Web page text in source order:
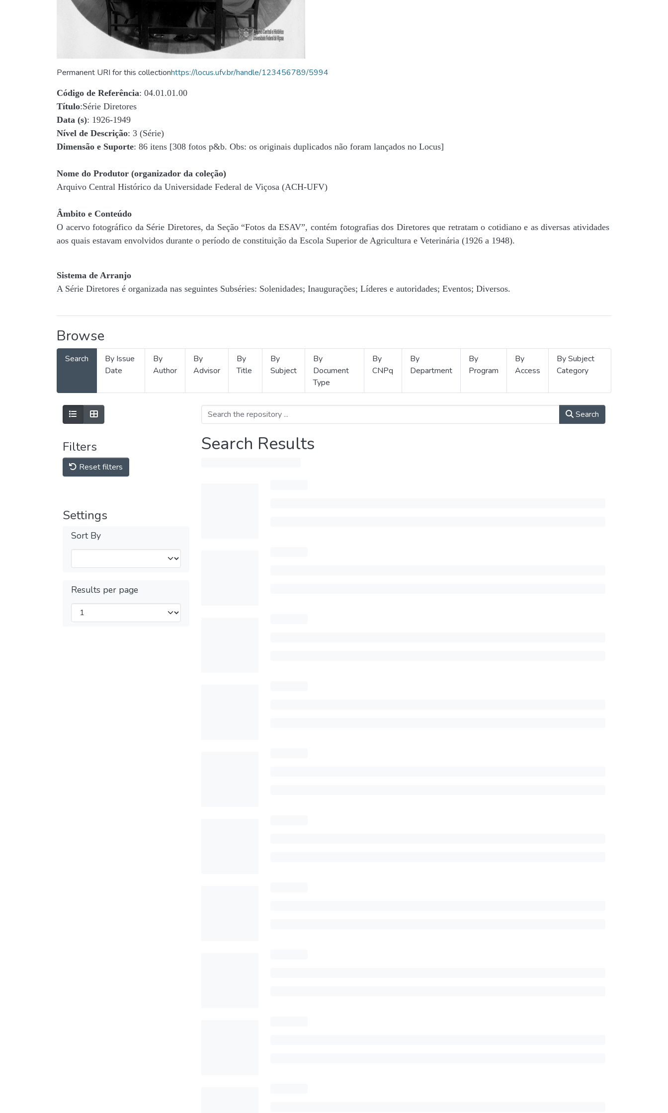
Permanent URI for this collectionhttps://locus.ufv.br/handle/123456789/5994
Código de Referência: 04.01.01.00
Título:Série Diretores
Data (s): 1926-1949
Nível de Descrição: 3 (Série)
Dimensão e Suporte: 86 itens [308 fotos p&b. Obs: os originais duplicados não foram lançados no Locus]
Nome do Produtor (organizador da coleção)
Arquivo Central Histórico da Universidade Federal de Viçosa (ACH-UFV)
Âmbito e Conteúdo
O acervo fotográfico da Série Diretores, da Seção “Fotos da ESAV”, contém fotografias dos Diretores que retratam o cotidiano e as diversas atividades
aos quais estavam envolvidos durante o período de constituição da Escola Superior de Agricultura e Veterinária (1926 a 1948).
Sistema de Arranjo
A Série Diretores é organizada nas seguintes Subséries: Solenidades; Inaugurações; Líderes e autoridades; Eventos; Diversos.
Browse
Search
By Issue
Date
By
Author
By
Advisor
By
Title
By
Subject
By
Document
Type
By
CNPq
By
Department
By
Program
By
Access
By Subject
Category
Filters
Reset filters
Settings
Sort By
Results per page
Search
Search Results